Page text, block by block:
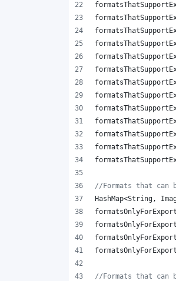
//Formats that can
HashMap<String,
formatsOnlyForExport
formatsOnlyForExport
formatsOnlyForExport
formatsOnlyForExport
//Formats that can